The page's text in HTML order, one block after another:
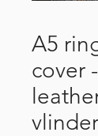
A5
cover